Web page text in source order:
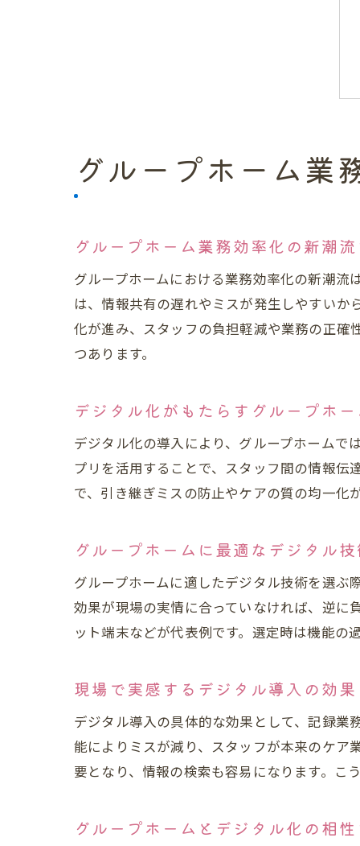
グループホーム業
グループホーム業務効率化の新潮
グループホームにおける業務効率化の新潮流
は、情報共有の遅れやミスが発生しやすい
化が進み、スタッフの負担軽減や業務の正確
つあります。
デジタル化がもたらすグループホ
デジタル化の導入により、グループホームで
プリを活用することで、スタッフ間の情報伝
で、引き継ぎミスの防止やケアの質の均一化
グループホームに最適なデジタル
グループホームに適したデジタル技術を選
効果が現場の実情に合っていなければ、逆に
ット端末などが代表例です。選定時は機能の
現場で実感するデジタル導入の効果
デジタル導入の具体的な効果として、記録業
能によりミスが減り、スタッフが本来のケア
要となり、情報の検索も容易になります。こ
グループホームとデジタル化の相